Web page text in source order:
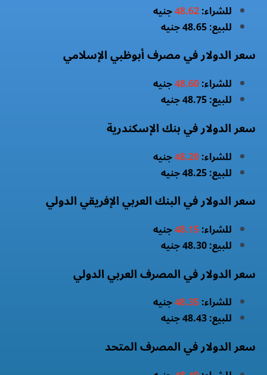
للشراء:48.62جنيه
للبيع: 48.65 جنيه
سعر الدولار في مصرف أبوظبي الإسلامي
للشراء:48.60جنيه
للبيع: 48.75 جنيه
سعر الدولار في بنك الإسكندرية
للشراء:48.20جنيه
للبيع: 48.25 جنيه
سعر الدولار في البنك العربي الإفريقي الدولي
للشراء:48.15جنيه
للبيع: 48.30 جنيه
سعر الدولار في المصرف العربي الدولي
للشراء:48.35جنيه
للبيع: 48.43 جنيه
سعر الدولار في المصرف المتحد